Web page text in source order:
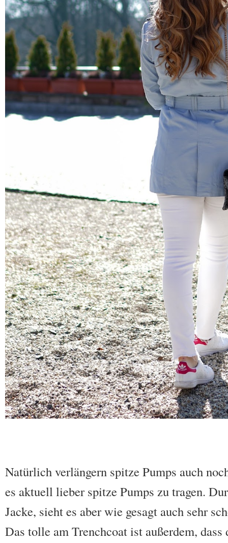
Natürlich verlängern spitze Pumps auch
es aktuell lieber spitze Pumps zu tragen.
Jacke, sieht es aber wie gesagt auch sehr
Das tolle am Trenchcoat ist außerdem,